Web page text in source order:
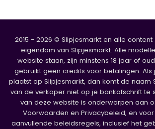
2015 - 2026 © Slipjesmarkt en alle
eigendom van Slipjesmarkt. Alle
website staan, zijn minstens 18 jaar of
gebruikt geen credits voor betalingen. Als
plaatst op Slipjesmarkt, dan komt de naam
van de verkoper niet op je bankafschrift te
van deze website is onderworpen aan
Voorwaarden en Privacybeleid, en
aanvullende beleidsregels, inclusief het